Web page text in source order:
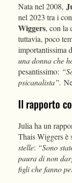
Nata nel 2008,
nel 2023 tra i
Wiggers, con la
tuttavia, poco
importantissima
una donna che
pesantissimo:
psicanalista”.
Il rapporto
Julia ha un
Thais Wiggers è
stelle: “Sono
paura di non
figli che fanno